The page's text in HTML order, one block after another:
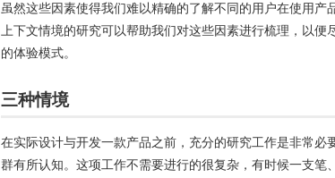
虽然这些因素使得我们难以精确的了解不同的用户在使用
上下文情境的研究可以帮助我们对这些因素进行梳理，以
的体验模式。
三种情境
在实际设计与开发一款产品之前，充分的研究工作是非常
群有所认知。这项工作不需要进行的很复杂，有时候一支笔